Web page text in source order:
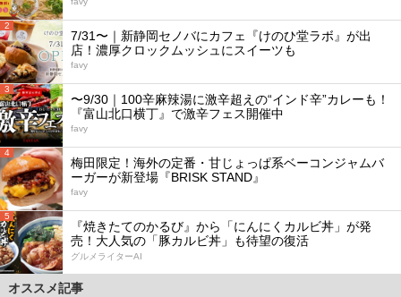
2
7/31〜｜新静岡セノバにカフェ『けのひ堂ラボ』が出
店！濃厚クロックムッシュにスイーツも
favy
3
〜9/30｜100辛麻辣湯に激辛超えの“インド辛”カレーも！
『富山北口横丁』で激辛フェス開催中
favy
4
梅田限定！海外の定番・甘じょっぱ系ベーコンジャムバ
ーガーが新登場『BRISK STAND』
favy
5
『焼きたてのかるび』から「にんにくカルビ丼」が発
売！大人気の「豚カルビ丼」も待望の復活
グルメライターAI
オススメ記事